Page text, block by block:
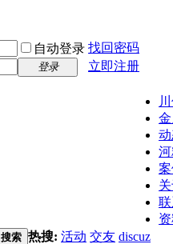
自动登录 找回密码
登录
立即注册
搜索 热搜: 活动 交友 discuz